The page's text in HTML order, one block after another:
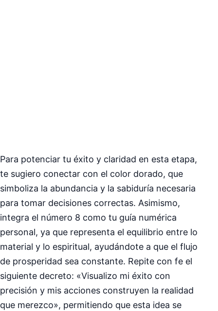
Para potenciar tu éxito y claridad en esta etapa,
te sugiero conectar con el color dorado, que
simboliza la abundancia y la sabiduría necesaria
para tomar decisiones correctas. Asimismo,
integra el número 8 como tu guía numérica
personal, ya que representa el equilibrio entre lo
material y lo espiritual, ayudándote a que el flujo
de prosperidad sea constante. Repite con fe el
siguiente decreto: «Visualizo mi éxito con
precisión y mis acciones construyen la realidad
que merezco», permitiendo que esta idea se